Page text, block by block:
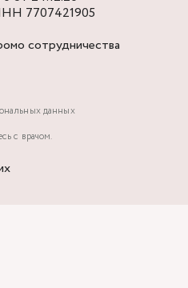
7707421905
сотрудничества
данных
с врачом.